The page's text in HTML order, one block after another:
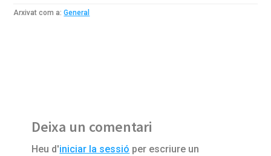
Arxivat com a:General
Interactions
Deixa un comentari
Heu d'iniciar la sessió per escriure un